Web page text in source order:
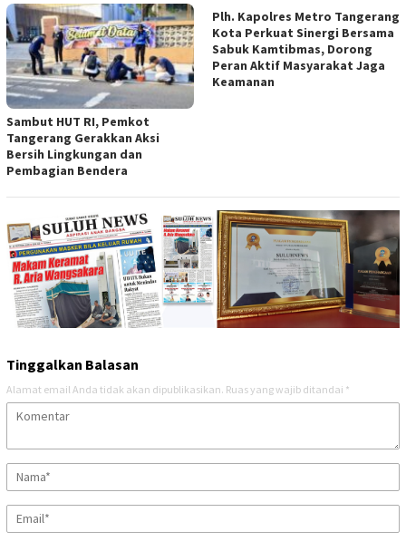
Sambut HUT RI, Pemkot
Tangerang Gerakkan Aksi
Bersih Lingkungan dan
Pembagian Bendera
Plh. Kapolres Metro Tangerang
Kota Perkuat Sinergi Bersama
Sabuk Kamtibmas, Dorong
Peran Aktif Masyarakat Jaga
Keamanan
Tinggalkan Balasan
Alamat email Anda tidak akan dipublikasikan. Ruas yang wajib ditandai *